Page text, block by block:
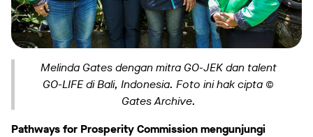
Melinda Gates dengan mitra GO-JEK dan talent
GO-LIFE di Bali, Indonesia. Foto ini hak cipta ©
Gates Archive.
Pathways for Prosperity Commission mengunjungi